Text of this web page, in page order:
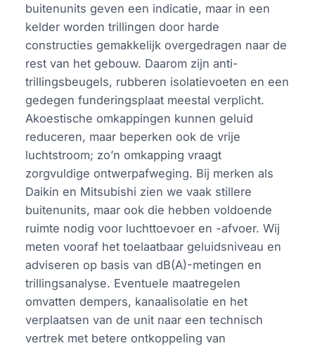
buitenunits geven een indicatie, maar in een
kelder worden trillingen door harde
constructies gemakkelijk overgedragen naar de
rest van het gebouw. Daarom zijn anti-
trillingsbeugels, rubberen isolatievoeten en een
gedegen funderingsplaat meestal verplicht.
Akoestische omkappingen kunnen geluid
reduceren, maar beperken ook de vrije
luchtstroom; zo’n omkapping vraagt
zorgvuldige ontwerpafweging. Bij merken als
Daikin en Mitsubishi zien we vaak stillere
buitenunits, maar ook die hebben voldoende
ruimte nodig voor luchttoevoer en -afvoer. Wij
meten vooraf het toelaatbaar geluidsniveau en
adviseren op basis van dB(A)-metingen en
trillingsanalyse. Eventuele maatregelen
omvatten dempers, kanaalisolatie en het
verplaatsen van de unit naar een technisch
vertrek met betere ontkoppeling van